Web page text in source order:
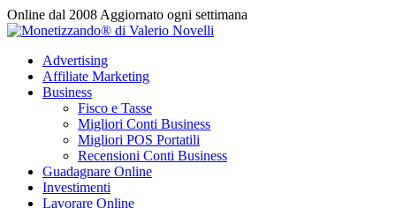
Vai
al
Online dal 2008 Aggiornato ogni settimana
Advertising
Affiliate Marketing
Business
Fisco e Tasse
Migliori Conti Business
Migliori POS Portatili
Recensioni Conti Business
Guadagnare Online
Investimenti
Lavorare Online